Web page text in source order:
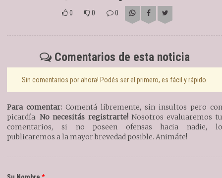
0 0 0
Comentarios de esta noticia
Sin comentarios por ahora! Podés ser el primero, es fácil y rápido.
Para comentar: Comentá libremente, sin insultos pero con
picardía.No necesitás registrarte!Nosotros evaluaremos tu
comentarios, si no poseen ofensas hacia nadie, lo
publicaremos a la mayor brevedad posible. Animáte!